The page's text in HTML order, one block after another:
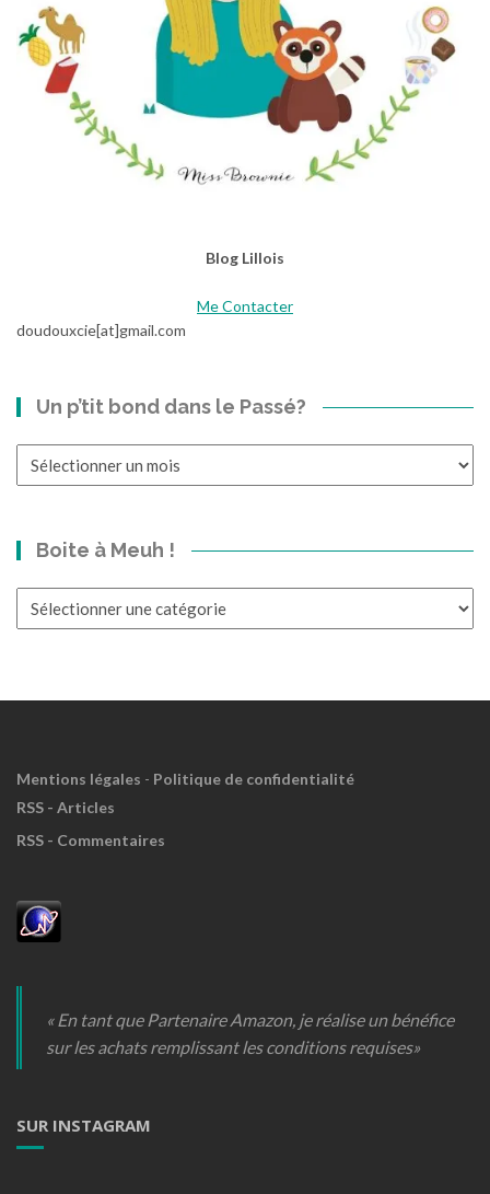
Blog Lillois
Me Contacter
doudouxcie[at]gmail.com
Un p’tit bond dans le Passé?
Boite à Meuh !
Mentions légales - Politique de confidentialité
RSS - Articles
RSS - Commentaires
« En tant que Partenaire Amazon, je réalise un bénéfice
sur les achats remplissant les conditions requises»
SUR INSTAGRAM